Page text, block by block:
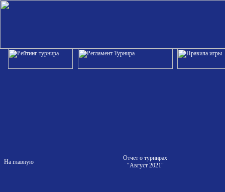
На главную
Отчет о турнирах
"Август 2021"